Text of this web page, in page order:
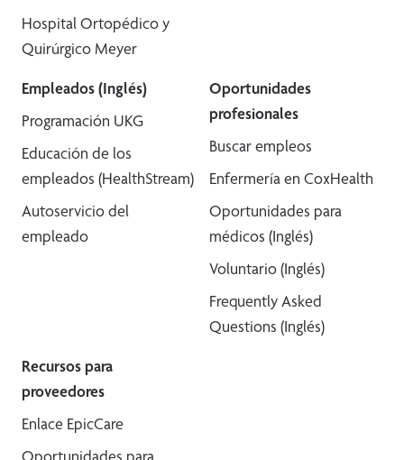
Hospital Ortopédico y
Quirúrgico Meyer
Empleados (Inglés)
Programación UKG
Educación de los
empleados (HealthStream)
Autoservicio del
empleado
Oportunidades
profesionales
Buscar empleos
Enfermería en CoxHealth
Oportunidades para
médicos (Inglés)
Voluntario (Inglés)
Frequently Asked
Questions (Inglés)
Recursos para
proveedores
Enlace EpicCare
Oportunidades para